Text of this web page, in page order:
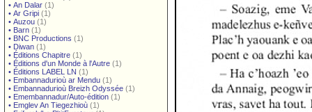
• An Dalar (1)
• Ar Gripi (1)
• Auzou (1)
• Barn (1)
• BNC Productions (1)
• Diwan (1)
• Éditions Chapitre (1)
• Éditions d'un Monde à l'Autre (1)
• Éditions LABEL LN (1)
• Embannadurioù ar Mendu (1)
• Embannadurioù Breizh Odyssée (1)
• Emembannadur/Auto-édition (1)
• Emglev An Tiegezhioù (1)